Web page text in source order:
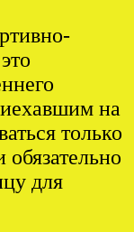
на
только
для